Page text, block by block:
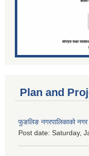
Plan and
फुङलिङ नगरपालिकाको नगर
Post date: Saturday,